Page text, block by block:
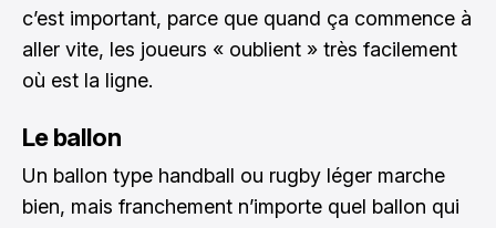
c’est important, parce que quand ça commence à
aller vite, les joueurs « oublient » très facilement
où est la ligne.
Le ballon
Un ballon type handball ou rugby léger marche
bien, mais franchement n’importe quel ballon qui